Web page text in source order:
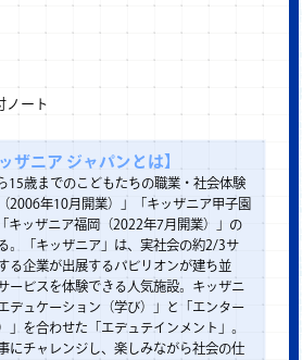
ノート
ザニア ジャパンとは】
15歳までのこどもたちの職業・社会体験
2006年10月開業）」「キッザニア甲子園
キッザニア福岡（2022年7月開業）」の
。「キッザニア」は、実社会の約2/3サ
る企業が出展するパビリオンが建ち並
ービスを体験できる人気施設。キッザニ
デュケーション（学び）」と「エンター
」を合わせた「エデュテインメント」。
にチャレンジし、楽しみながら社会の仕